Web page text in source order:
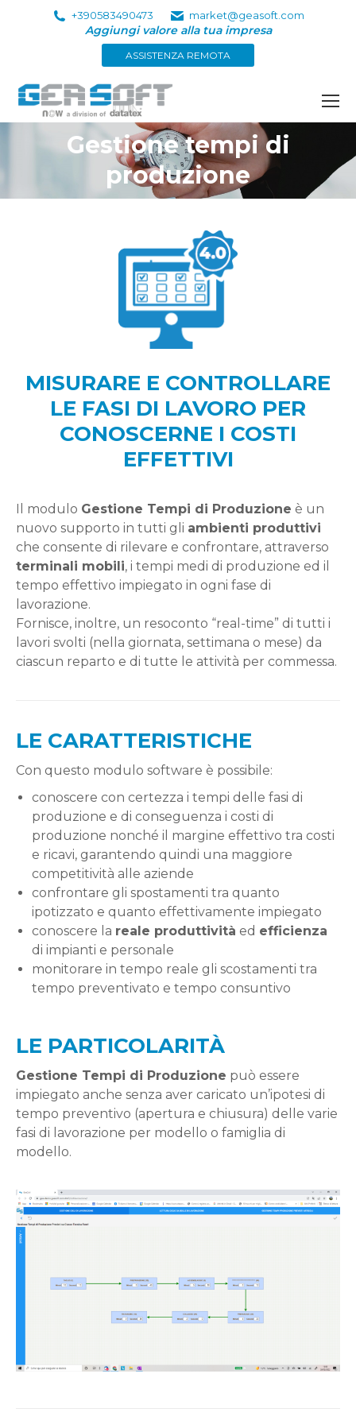
+390583490473 market@geasoft.com
Aggiungi valore alla tua impresa
ASSISTENZA REMOTA
Gestione tempi di
produzione
Tu sei qui:
MISURARE E CONTROLLARE
LE FASI DI LAVORO PER
CONOSCERNE I COSTI
EFFETTIVI
Il modulo Gestione Tempi di Produzione è un
nuovo supporto in tutti gli ambienti produttivi
che consente di rilevare e confrontare, attraverso
terminali mobili, i tempi medi di produzione ed il
tempo effettivo impiegato in ogni fase di
lavorazione.
Fornisce, inoltre, un resoconto “real-time” di tutti i
lavori svolti (nella giornata, settimana o mese) da
ciascun reparto e di tutte le attività per commessa.
LE CARATTERISTICHE
Con questo modulo software è possibile:
conoscere con certezza i tempi delle fasi di
produzione e di conseguenza i costi di
produzione nonché il margine effettivo tra costi
e ricavi, garantendo quindi una maggiore
competitività alle aziende
confrontare gli spostamenti tra quanto
ipotizzato e quanto effettivamente impiegato
conoscere la reale produttività ed efficienza
di impianti e personale
monitorare in tempo reale gli scostamenti tra
tempo preventivato e tempo consuntivo
LE PARTICOLARITÀ
Gestione Tempi di Produzione può essere
impiegato anche senza aver caricato un’ipotesi di
tempo preventivo (apertura e chiusura) delle varie
fasi di lavorazione per modello o famiglia di
modello.